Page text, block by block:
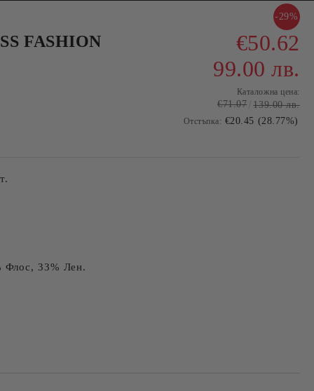
FASHION
-29%
€50.62
99.00 лв.
Каталожна цена:
€71.07 139.00 лв.
Отстъпка: €20.45 (28.77%)
Флос, 33% Лен.